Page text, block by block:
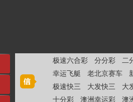
极速六合彩 分分彩
二
幸运飞艇
老北京赛车
极速快三
大发快三
大
十分彩
澳洲幸运彩
澳